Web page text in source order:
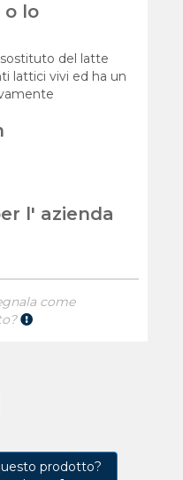
o lo
del latte
lattici vivi ed ha un
l' azienda
come
prodotto?